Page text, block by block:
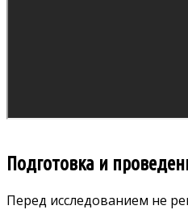
Подготовка и
Перед исследованием не